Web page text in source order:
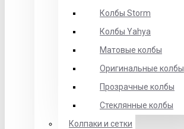
Колбы Storm
Колбы Yahya
Матовые колбы
Оригинальные колбы
Прозрачные колбы
Стеклянные колбы
Колпаки и сетки